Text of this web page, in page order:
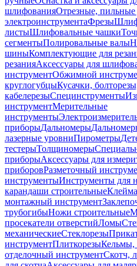
шлифованияОтрезные, пильные
электроинструментаФрезы
листыШлифовальные чашки
сегментыПолировальные валы
шиныКомплектующие для
резанияАксессуары для
инструментОбжимной
круглогубцыКусачки,
кабелерезыСпецинструменты
инструментМерительные
инструменты
приборыДальномеры
лазерные уровниПирометры
тестерыТолщиномеры
приборыАксессуары для
приборовРазметочный
инструментыИнструменты для
карандаши строительные
монтажный инструмент
трубогибыНожи строительные
просекатели отверстийЛомы
механическиеСтеклорезы
инструментПлиткорезыКельмы,
отделочный инструментСкотч,